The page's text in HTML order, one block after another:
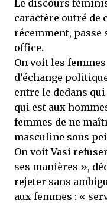
Le discours
caractère outré de
récemment,
office.
On voit les
d’échange
entre le dedans
qui est aux
femmes de ne
masculine sous
On voit Vasi
ses manières »,
rejeter sans
aux femmes : «